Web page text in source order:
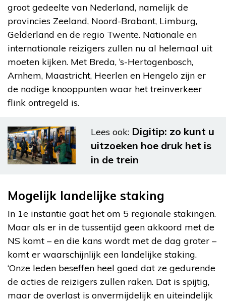
groot gedeelte van Nederland, namelijk de
provincies Zeeland, Noord-Brabant, Limburg,
Gelderland en de regio Twente. Nationale en
internationale reizigers zullen nu al helemaal uit
moeten kijken. Met Breda, ‘s-Hertogenbosch,
Arnhem, Maastricht, Heerlen en Hengelo zijn er
de nodige knooppunten waar het treinverkeer
flink ontregeld is.
Lees ook: Digitip: zo kunt u
uitzoeken hoe druk het is
in de trein
Mogelijk landelijke staking
In 1e instantie gaat het om 5 regionale stakingen.
Maar als er in de tussentijd geen akkoord met de
NS komt – en die kans wordt met de dag groter –
komt er waarschijnlijk een landelijke staking.
‘Onze leden beseffen heel goed dat ze gedurende
de acties de reizigers zullen raken. Dat is spijtig,
maar de overlast is onvermijdelijk en uiteindelijk